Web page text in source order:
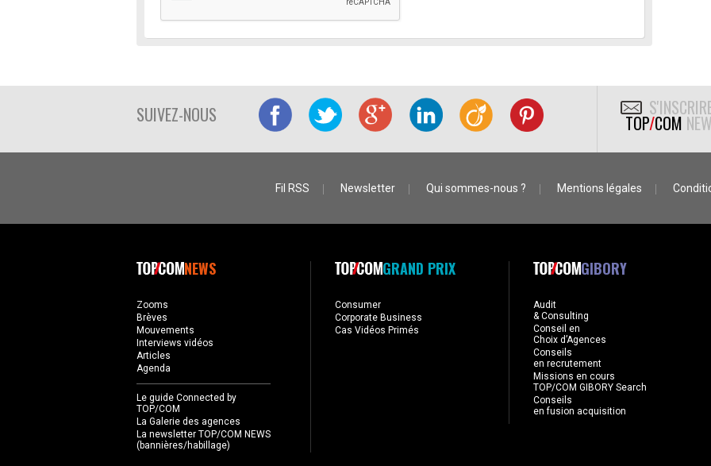
SUIVEZ-NOUS TOP/COM
Fil RSS Newsletter Qui sommes-nous ? Mentions légales
NEWS
Zooms
Brèves
Mouvements
Interviews vidéos
Articles
Agenda
Le guide Connected by
TOP/COM
La Galerie des agences
La newsletter TOP/COM NEWS
(bannières/habillage)
GRAND PRIX
Consumer
Corporate Business
Cas Vidéos Primés
GIBORY
Audit
& Consulting
Conseil en
Choix d’Agences
Conseils
en recrutement
Missions en cours
TOP/COM GIBORY Search
Conseils
en fusion acquisition